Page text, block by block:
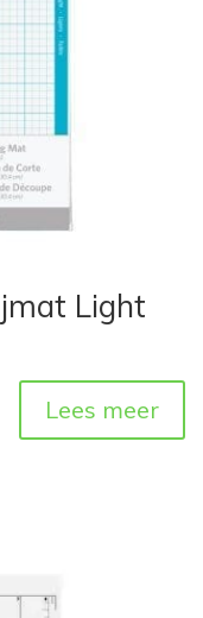
Light
Lees meer